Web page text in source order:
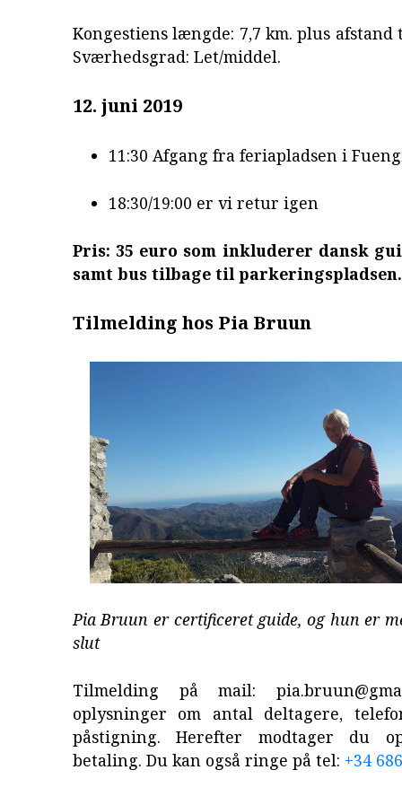
Kongestiens længde: 7,7 km. plus afstand
Sværhedsgrad: Let/middel.
12. juni 2019
11:30 Afgang fra feriapladsen i
18:30/19:00 er vi retur igen
Pris: 35 euro som inkluderer dansk
samt bus tilbage til parkeringspladsen.
Tilmelding hos Pia Bruun
Pia Bruun er certificeret guide, og hun er
slut
Tilmelding på mail:
oplysninger om antal deltagere,
påstigning. Herefter modtager du
betaling. Du kan også ringe på tel: +34